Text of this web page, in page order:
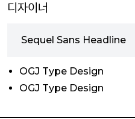
디자이너
Sequel Sans Headline
OGJ Type Design
OGJ Type Design